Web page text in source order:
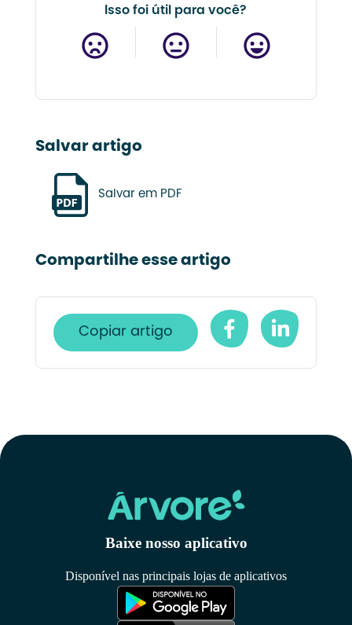
Isso foi útil para você?
Salvar artigo
Salvar em PDF
Compartilhe esse artigo
Copiar artigo
Baixe nosso aplicativo
Disponível nas principais lojas de aplicativos